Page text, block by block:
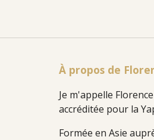
À propos de
Je m'appelle
accréditée pour la
Formée en Asie